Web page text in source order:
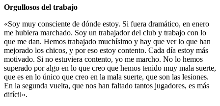
Orgullosos del trabajo
«Soy muy consciente de dónde estoy. Si fuera dramático, en enero
me hubiera marchado. Soy un trabajador del club y trabajo con lo
que me dan. Hemos trabajado muchísimo y hay que ver lo que han
mejorado los chicos, y por eso estoy contento. Cada día estoy más
motivado. Si no estuviera contento, yo me marcho. No lo hemos
superado por algo en lo que creo que hemos tenido muy mala suerte,
que es en lo único que creo en la mala suerte, que son las lesiones.
En la segunda vuelta, que nos han faltado tantos jugadores, es más
difícil».